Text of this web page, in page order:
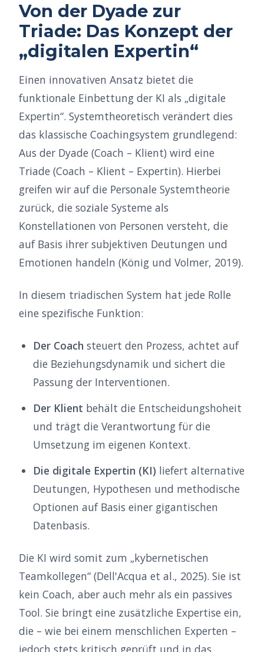
Von der Dyade zur
Triade: Das Konzept der
„digitalen Expertin“
Einen innovativen Ansatz bietet die
funktionale Einbettung der KI als „digitale
Expertin“. Systemtheoretisch verändert dies
das klassische Coachingsystem grundlegend:
Aus der Dyade (Coach – Klient) wird eine
Triade (Coach – Klient – Expertin). Hierbei
greifen wir auf die Personale Systemtheorie
zurück, die soziale Systeme als
Konstellationen von Personen versteht, die
auf Basis ihrer subjektiven Deutungen und
Emotionen handeln (König und Volmer, 2019).
In diesem triadischen System hat jede Rolle
eine spezifische Funktion:
Der Coach steuert den Prozess, achtet auf
die Beziehungsdynamik und sichert die
Passung der Interventionen.
Der Klient behält die Entscheidungshoheit
und trägt die Verantwortung für die
Umsetzung im eigenen Kontext.
Die digitale Expertin (KI) liefert alternative
Deutungen, Hypothesen und methodische
Optionen auf Basis einer gigantischen
Datenbasis.
Die KI wird somit zum „kybernetischen
Teamkollegen“ (Dell'Acqua et al., 2025). Sie ist
kein Coach, aber auch mehr als ein passives
Tool. Sie bringt eine zusätzliche Expertise ein,
die – wie bei einem menschlichen Experten –
jedoch stets kritisch geprüft und in das